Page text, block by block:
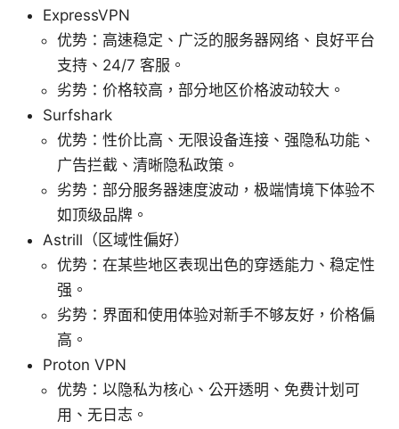
ExpressVPN
优势：高速稳定、广泛的服务器网络、良好平台
支持、24/7 客服。
劣势：价格较高，部分地区价格波动较大。
Surfshark
优势：性价比高、无限设备连接、强隐私功能、
广告拦截、清晰隐私政策。
劣势：部分服务器速度波动，极端情境下体验不
如顶级品牌。
Astrill（区域性偏好）
优势：在某些地区表现出色的穿透能力、稳定性
强。
劣势：界面和使用体验对新手不够友好，价格偏
高。
Proton VPN
优势：以隐私为核心、公开透明、免费计划可
用、无日志。